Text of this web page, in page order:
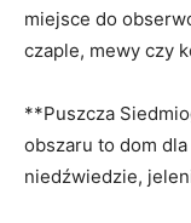
miejsce do
czaple, mewy czy
**Puszcza
obszaru to dom
niedźwiedzie,